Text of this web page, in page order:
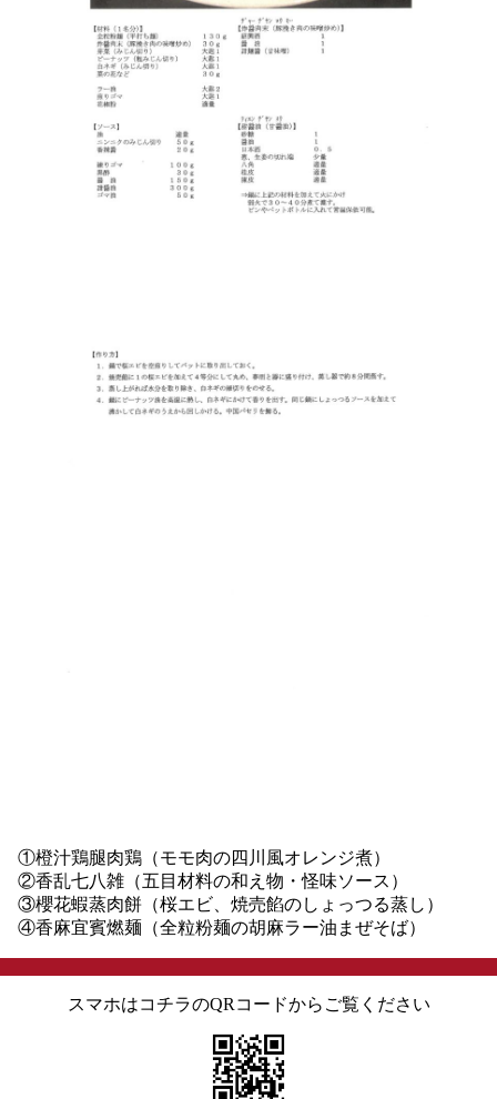
①橙汁鶏腿肉鶏（モモ肉の四川風オレンジ煮）
②香乱七八雑（五目材料の和え物・怪味ソース）
③櫻花蝦蒸肉餅（桜エビ、焼売餡のしょっつる蒸し）
④香麻宜賓燃麺（全粒粉麺の胡麻ラー油まぜそば）
スマホはコチラのQRコードからご覧ください